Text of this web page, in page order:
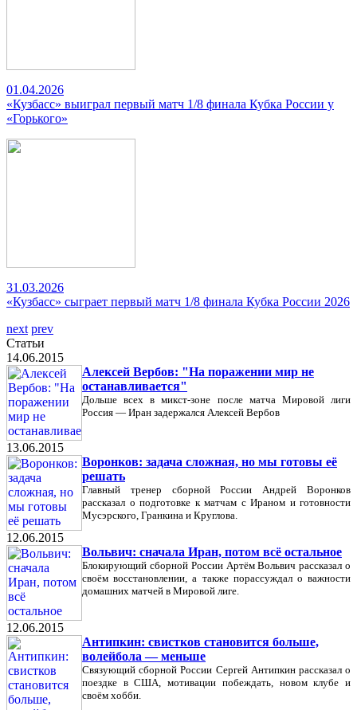
01.04.2026
«Кузбасс» выиграл первый матч 1/8 финала Кубка России у
«Горького»
31.03.2026
«Кузбасс» сыграет первый матч 1/8 финала Кубка России 2026
next prev
Статьи
14.06.2015
Алексей Вербов: "На поражении мир не
останавливается"
Дольше всех в микст-зоне после матча Мировой лиги
Россия — Иран задержался Алексей Вербов
13.06.2015
Воронков: задача сложная, но мы готовы её
решать
Главный тренер сборной России Андрей Воронков
рассказал о подготовке к матчам с Ираном и готовности
Мусэрского, Гранкина и Круглова.
12.06.2015
Вольвич: сначала Иран, потом всё остальное
Блокирующий сборной России Артём Вольвич рассказал о
своём восстановлении, а также порассуждал о важности
домашних матчей в Мировой лиге.
12.06.2015
Антипкин: свистков становится больше,
волейбола — меньше
Связующий сборной России Сергей Антипкин рассказал о
поездке в США, мотивации побеждать, новом клубе и
своём хобби.